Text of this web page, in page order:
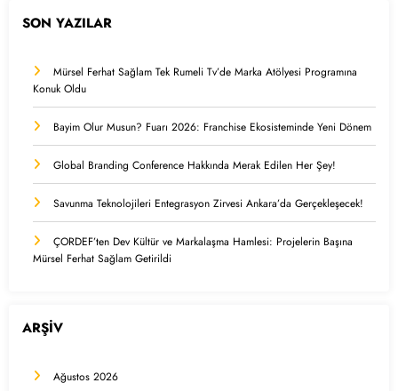
SON YAZILAR
Mürsel Ferhat Sağlam Tek Rumeli Tv’de Marka Atölyesi Programına
Konuk Oldu
Bayim Olur Musun? Fuarı 2026: Franchise Ekosisteminde Yeni Dönem
Global Branding Conference Hakkında Merak Edilen Her Şey!
Savunma Teknolojileri Entegrasyon Zirvesi Ankara’da Gerçekleşecek!
ÇORDEF’ten Dev Kültür ve Markalaşma Hamlesi: Projelerin Başına
Mürsel Ferhat Sağlam Getirildi
ARŞİV
Ağustos 2026